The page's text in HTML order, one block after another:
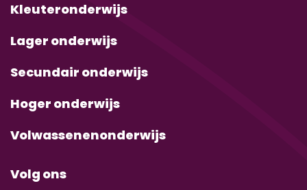
Kleuteronderwijs
Lager onderwijs
Secundair onderwijs
Hoger onderwijs
Volwassenenonderwijs
Volg ons